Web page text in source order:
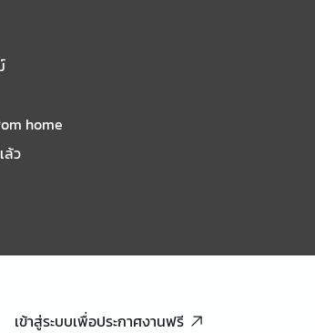
home
ล้ว
เข้าสู่ระบบเพื่อประกาศงานฟรี